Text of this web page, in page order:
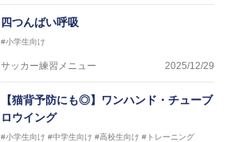
四つんばい呼吸
#小学生向け
サッカー練習メニュー 2025/12/29
【猫背予防にも◎】ワンハンド・チューブ
ロウイング
#小学生向け #中学生向け #高校生向け #トレーニング